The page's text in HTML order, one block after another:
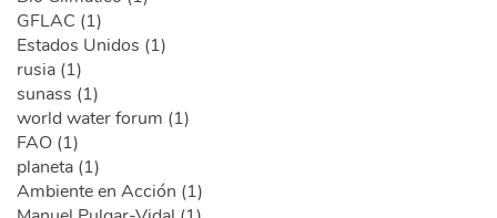
GFLAC (1)
Estados Unidos (1)
rusia (1)
sunass (1)
world water forum (1)
FAO (1)
planeta (1)
Ambiente en Acción (1)